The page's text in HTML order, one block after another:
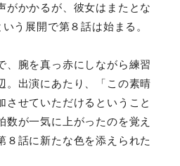
がかかるが、彼女はまたとな
う展開で第８話は始まる 。
、腕を真っ赤にしながら練習
。出演にあたり、「この素晴
さ せていただけるということ
数が一気に上がったのを覚え
８話に新たな色を添えられた